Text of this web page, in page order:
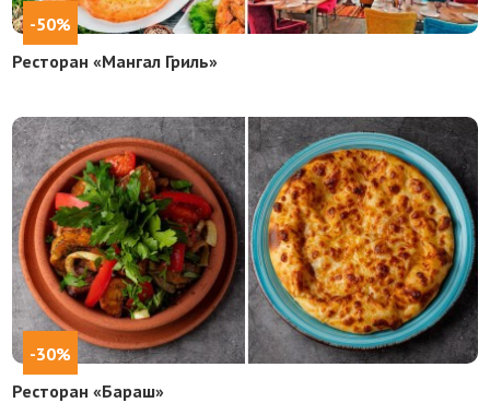
-50%
Ресторан «Мангал Гриль»
-30%
Ресторан «Бараш»